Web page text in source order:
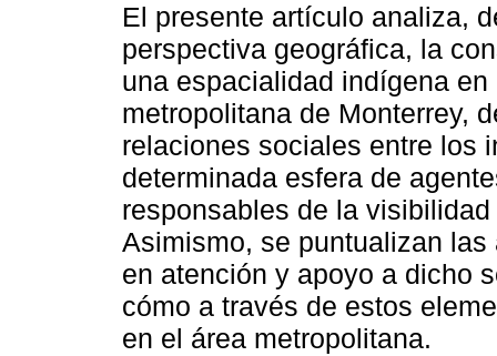
El presente artículo analiza,
perspectiva geográfica, la
una espacialidad indígena en
metropolitana de Monterrey,
relaciones sociales entre los
determinada esfera de
responsables de la
Asimismo, se puntualizan
en atención y apoyo a dicho
cómo a través de estos
en el área metropolitana.